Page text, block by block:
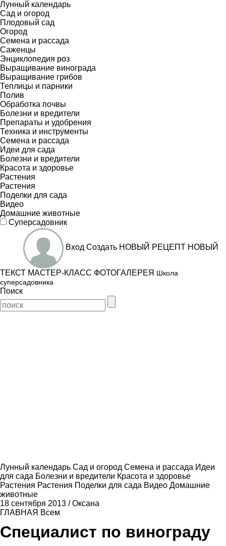
Лунный календарь
Сад и огород
Плодовый сад
Огород
Семена и рассада
Саженцы
Энциклопедия роз
Выращивание винограда
Выращивание грибов
Теплицы и парники
Полив
Обработка почвы
Болезни и вредители
Препараты и удобрения
Техника и инструменты
Семена и рассада
Идеи для сада
Болезни и вредители
Красота и здоровье
Растения
Растения
Поделки для сада
Видео
Домашние животные
Суперсадовник
Вход Создать НОВЫЙ РЕЦЕПТ НОВЫЙ
ТЕКСТ МАСТЕР-КЛАСС ФОТОГАЛЕРЕЯ Школа
суперсадовника
Поиск
Лунный календарь Сад и огород Семена и рассада Идеи
для сада Болезни и вредители Красота и здоровье
Растения Растения Поделки для сада Видео Домашние
животные
18 сентября 2013 /Оксана
ГЛАВНАЯ Всем
Специалист по винограду